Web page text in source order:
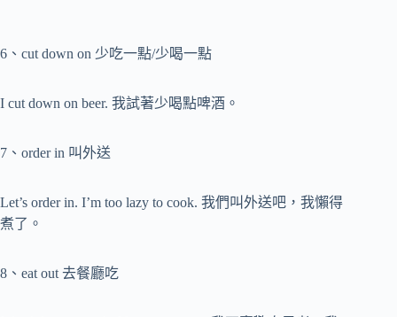
6、cut down on 少吃一點/少喝一點
I cut down on beer. 我試著少喝點啤酒。
7、order in 叫外送
Let’s order in. I’m too lazy to cook. 我們叫外送吧，我懶得
煮了。
8、eat out 去餐廳吃